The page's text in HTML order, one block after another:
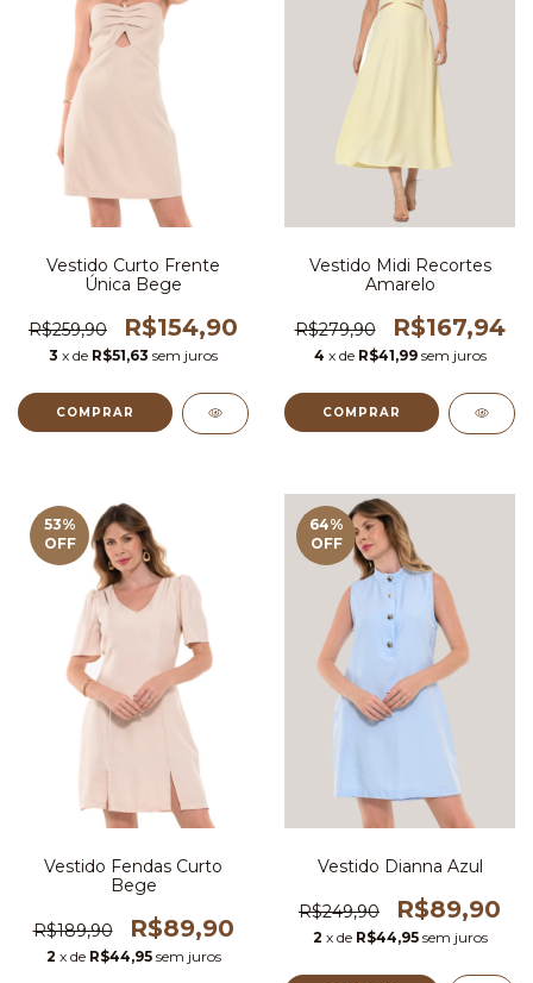
Vestido Curto Frente
Única Bege
R$259,90 R$154,90
3 x de R$51,63 sem juros
COMPRAR
Vestido Midi Recortes
Amarelo
R$279,90 R$167,94
4 x de R$41,99 sem juros
COMPRAR
53%
OFF
Vestido Fendas Curto
Bege
R$189,90 R$89,90
2 x de R$44,95 sem juros
64%
OFF
Vestido Dianna Azul
R$249,90 R$89,90
2 x de R$44,95 sem juros